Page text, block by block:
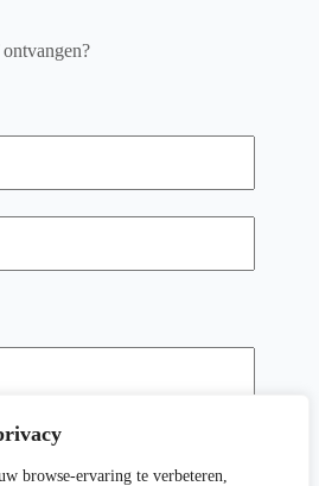
browse-ervaring te verbeteren,